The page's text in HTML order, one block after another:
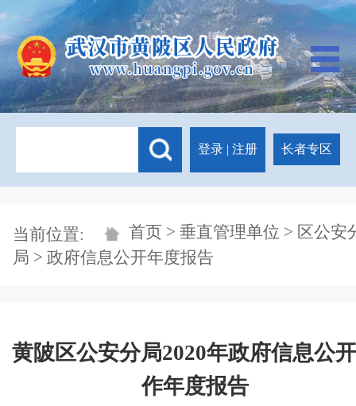
登录 | 注册 长者专区
当前位置: 首页 > 垂直管理单位 > 区公安
局 > 政府信息公开年度报告
黄陂区公安分局2020年政府信息公
作年度报告